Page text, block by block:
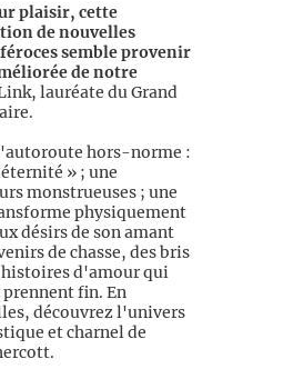
plaisir, cette
de nouvelles
semble provenir
de notre
lauréate du Grand
hors-norme :
» ; une
monstrueuses ; une
physiquement
désirs de son amant
de chasse, des bris
histoires d'amour qui
fin. En
découvrez l'univers
et charnel de